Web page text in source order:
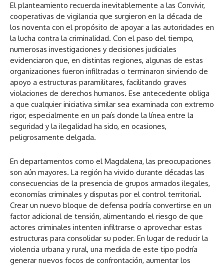
El planteamiento recuerda inevitablemente a las Convivir,
cooperativas de vigilancia que surgieron en la década de
los noventa con el propósito de apoyar a las autoridades en
la lucha contra la criminalidad. Con el paso del tiempo,
numerosas investigaciones y decisiones judiciales
evidenciaron que, en distintas regiones, algunas de estas
organizaciones fueron infiltradas o terminaron sirviendo de
apoyo a estructuras paramilitares, facilitando graves
violaciones de derechos humanos. Ese antecedente obliga
a que cualquier iniciativa similar sea examinada con extremo
rigor, especialmente en un país donde la línea entre la
seguridad y la ilegalidad ha sido, en ocasiones,
peligrosamente delgada.
En departamentos como el Magdalena, las preocupaciones
son aún mayores. La región ha vivido durante décadas las
consecuencias de la presencia de grupos armados ilegales,
economías criminales y disputas por el control territorial.
Crear un nuevo bloque de defensa podría convertirse en un
factor adicional de tensión, alimentando el riesgo de que
actores criminales intenten infiltrarse o aprovechar estas
estructuras para consolidar su poder. En lugar de reducir la
violencia urbana y rural, una medida de este tipo podría
generar nuevos focos de confrontación, aumentar los